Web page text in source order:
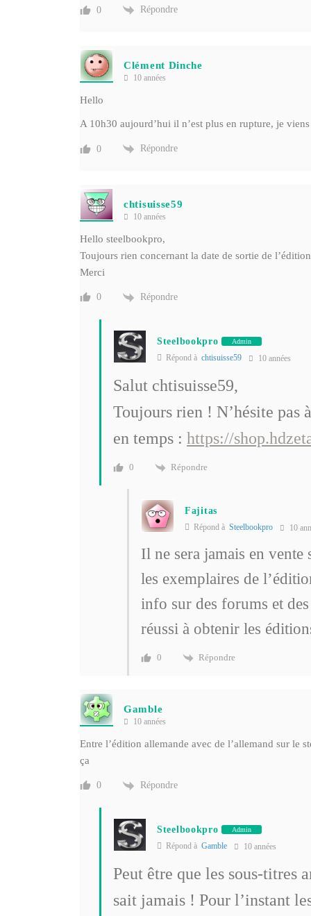
0 Répondre
Clément Dinche
10 années
Hello
A 10h30 aujourd’hui il n’est plus en rupture, je
0 Répondre
chtisuisse59
10 années
Hello steelbookpro,
Toujours rien concernant la date de sortie de
Merci
0 Répondre
Steelbookpro Admin
Répond à chtisuisse59 10 années
Salut chtisuisse59,
Toujours rien ! N’hésite pas
en temps : https://
0 Répondre
Fajitas
Répond à Steelbookpro 10
Il ne sera jamais en
les exemplaires de
info sur des forums et
réussi à obtenir les
0 Répondre
Gamble
10 années
Entre l’édition allemande avec de l’allemand sur le
ça
0 Répondre
Steelbookpro Admin
Répond à Gamble 10 années
Peut être que les sous-titres
sait jamais ! Pour l’instant